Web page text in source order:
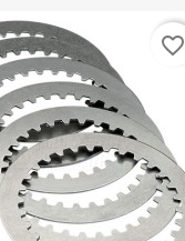
favorite_border